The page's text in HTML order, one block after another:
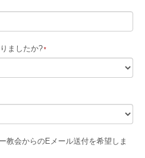
ましたか?
教会からのEメール送付を希望しま